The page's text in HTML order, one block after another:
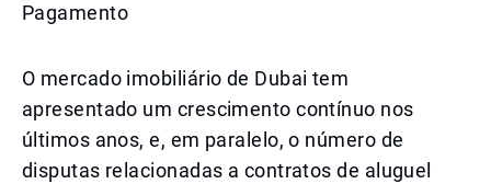
Pagamento
O mercado imobiliário de Dubai tem
apresentado um crescimento contínuo nos
últimos anos, e, em paralelo, o número de
disputas relacionadas a contratos de aluguel